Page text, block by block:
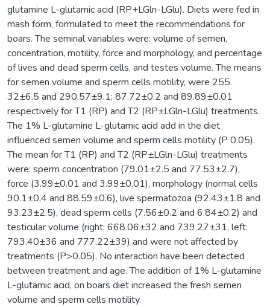
glutamine L-glutamic acid (RP+LGln-LGlu). Diets were fed in
mash form, formulated to meet the recommendations for
boars. The seminal variables were: volume of semen,
concentration, motility, force and morphology, and percentage
of lives and dead sperm cells, and testes volume. The means
for semen volume and sperm cells motility, were 255.
32±6.5 and 290.57±9.1; 87.72±0.2 and 89.89±0.01
respectively for T1 (RP) and T2 (RP±LGln-LGlu) treatments.
The 1% L-glutamine L-glutamic acid add in the diet
influenced semen volume and sperm cells motility (P 0.05).
The mean for T1 (RP) and T2 (RP±LGln-LGlu) treatments
were: sperm concentration (79.01±2.5 and 77.53±2.7),
force (3.99±0.01 and 3.99±0.01), morphology (normal cells
90.1±0,4 and 88.59±0.6), live spermatozoa (92.43±1.8 and
93.23±2.5), dead sperm cells (7.56±0.2 and 6.84±0.2) and
testicular volume (right: 668.06±32 and 739.27±31, left:
793.40±36 and 777.22±39) and were not affected by
treatments (P>0.05). No interaction have been detected
between treatment and age. The addition of 1% L-glutamine
L-glutamic acid, on boars diet increased the fresh semen
volume and sperm cells motility.